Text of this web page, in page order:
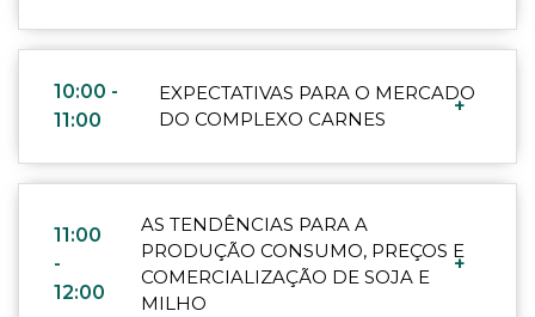
10:00 -
11:00
EXPECTATIVAS PARA O MERCADO
DO COMPLEXO CARNES
+
11:00
-
12:00
AS TENDÊNCIAS PARA A
PRODUÇÃO CONSUMO, PREÇOS E
COMERCIALIZAÇÃO DE SOJA E
MILHO
+